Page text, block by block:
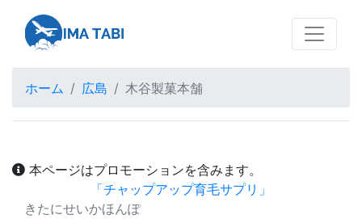
ホーム 広島 木谷製菓本舗
本ページはプロモーションを含みます。
「チャップアップ育毛サプリ」
きたにせいかほんぽ